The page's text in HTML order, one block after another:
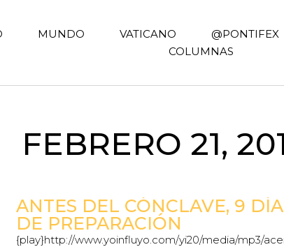
MUNDO VATICANO @PONTIFEX
COLUMNAS
FEBRERO 21,
ANTES DEL CÓNCLAVE, 9
DE PREPARACIÓN
{play}http://www.yoinfluyo.com/yi20/media/mp3/